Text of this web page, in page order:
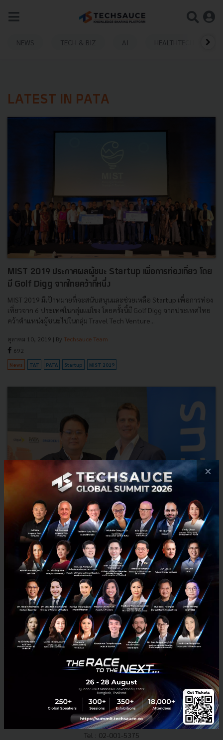
NEWS TECH & BIZ AI HEALTHTECH
LATEST IN PATA
MIST 2019 ประกาศผลผู้ชนะ Startup เพื่อการท่องเที่ยว โดย
มี Golf Digg จากไทยคว้าที่หนึ่ง
MIST 2019 มีเป้าหมายที่จะสนับสนุนและช่วยเหลือ Startup เพื่อการท่อง
เที่ยวจาก 6 ประเทศในกลุ่มแม่โขง โดยครั้งนี้มี Golf Digg จากประเทศไทย
คว้าตำแหน่งผู้ชนะไปในกลุ่ม Travel Tech Venture...
ตุลาคม 10, 2019 | By Techsauce Team
692
News TAT PATA Startup MIST 2019
Amadeus, depa and PATA unveil roadmap for
future-proofing Thailand’s tourism industry
Thailand must invest in a central strategy to make its travel and
tourism infrastructure smarter if it is going to continue to grow
tourism revenue in the next decade, according to...
August 22, 2019| ByTechsauce Team
News DEPA PATA Tourism Amadeus
E-mail :contact@techsauce.co
Tel : 02-001-5375
×